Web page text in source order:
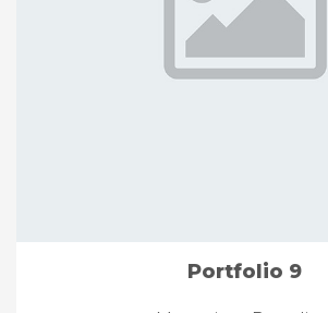
Portfolio 9